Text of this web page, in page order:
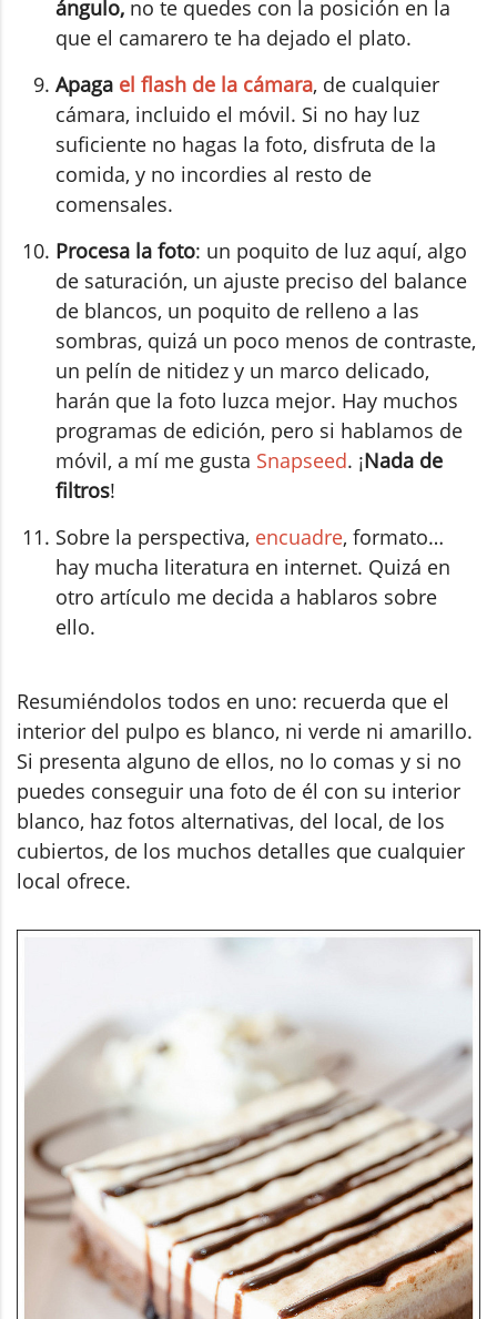
ángulo, no te quedes con la posición en la
que el camarero te ha dejado el plato.
Apaga el flash de la cámara, de cualquier
cámara, incluido el móvil. Si no hay luz
suficiente no hagas la foto, disfruta de la
comida, y no incordies al resto de
comensales.
Procesa la foto: un poquito de luz aquí, algo
de saturación, un ajuste preciso del balance
de blancos, un poquito de relleno a las
sombras, quizá un poco menos de contraste,
un pelín de nitidez y un marco delicado,
harán que la foto luzca mejor. Hay muchos
programas de edición, pero si hablamos de
móvil, a mí me gusta Snapseed. ¡Nada de
filtros!
Sobre la perspectiva, encuadre, formato…
hay mucha literatura en internet. Quizá en
otro artículo me decida a hablaros sobre
ello.
Resumiéndolos todos en uno: recuerda que el
interior del pulpo es blanco, ni verde ni amarillo.
Si presenta alguno de ellos, no lo comas y si no
puedes conseguir una foto de él con su interior
blanco, haz fotos alternativas, del local, de los
cubiertos, de los muchos detalles que cualquier
local ofrece.